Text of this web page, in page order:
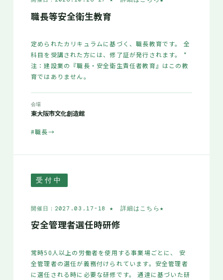
職長等安全衛生教育
定められたカリキュラムに基づく、職長教育です。 全
科目を受講された方には、修了証が発行されます。 *
注：建設業の『職長・安全衛生責任者教育』はこの教
育ではありません。
会場
東大阪市文化創造館
#職長→
受付中
開催日：2027.03.17-18★ 詳細はこちら★
安全管理者選任時研修
常時50人以上の労働者を使用する事業場ごとに、 安
全管理者の選任が義務付けられています。安全管理者
に選任される時に必要な研修です。 通達に基づいた研